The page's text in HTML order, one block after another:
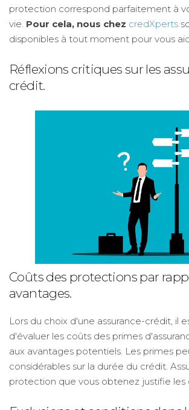
protection correspond parfaitement à
vie. Pour cela, nous chez credXperts
disponibles à tout moment pour vous
Réflexions critiques sur les
crédit.
Coûts des protections par
avantages.
Lors du choix d'une assurance-crédit, il
d'évaluer les coûts des primes
aux avantages potentiels. Les primes
considérables sur la durée du crédit.
protection que vous obtenez justifie les